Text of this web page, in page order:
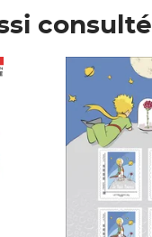
consulté
Prix 7,50€